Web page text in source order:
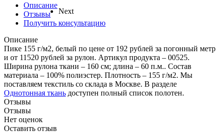
Next
Описание
Отзывы
Получить консультацию
Описание
Пике 155 г/м2, белый по цене от 192 рублей за погонный метр
и от 11520 рублей за рулон. Артикул продукта – 00525.
Ширина рулона ткани – 160 см; длина – 60 п.м.. Состав
материала – 100% полиэстер. Плотность – 155 г/м2. Мы
поставляем текстиль со склада в Москве. В разделе
Однотонная ткань доступен полный список полотен.
Отзывы
Отзывы
Нет оценок
Оставить отзыв